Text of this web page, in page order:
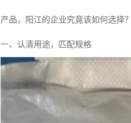
产品，阳江的企业究竟该如何选择？
一、认清用途，匹配规格